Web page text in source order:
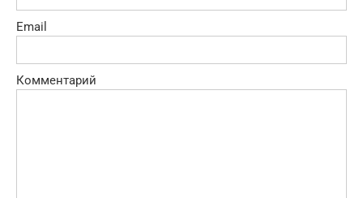
Email
Комментарий